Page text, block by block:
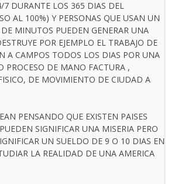
7 DURANTE LOS 365 DIAS DEL
AL 100%) Y PERSONAS QUE USAN UN
MINUTOS PUEDEN GENERAR UNA
POR EJEMPLO EL TRABAJO DE
A CAMPOS TODOS LOS DIAS POR UNA
PROCESO DE MANO FACTURA ,
DE MOVIMIENTO DE CIUDAD A
PENSANDO QUE EXISTEN PAISES
SIGNIFICAR UNA MISERIA PERO
UN SUELDO DE 9 O 10 DIAS EN
LA REALIDAD DE UNA AMERICA